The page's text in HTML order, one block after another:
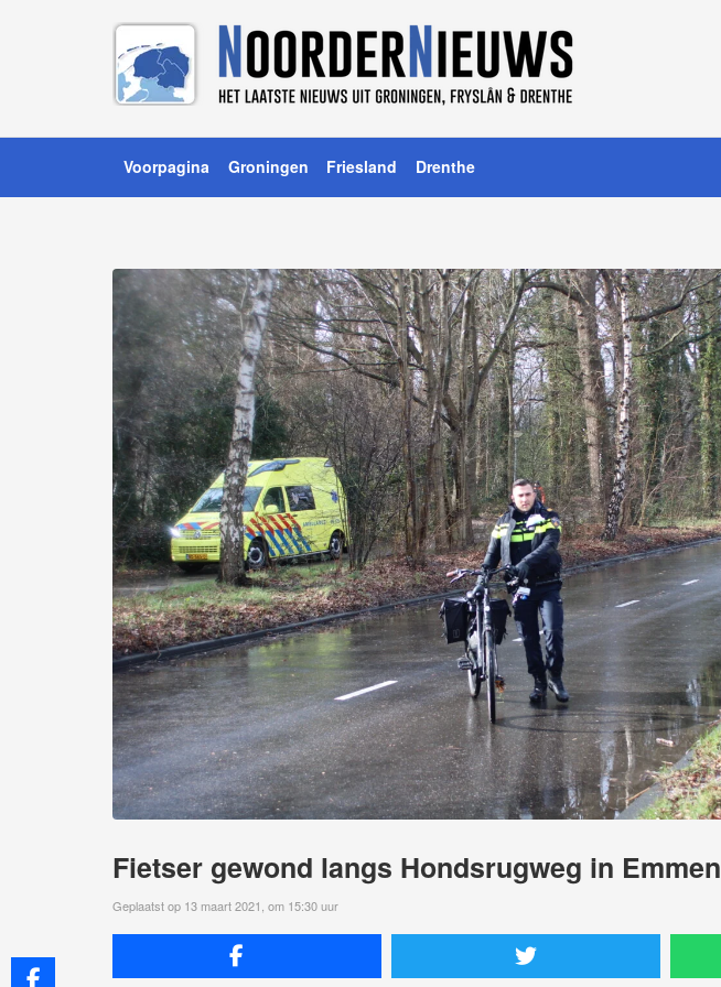
Voorpagina Groningen Friesland Drenthe
Fietser gewond langs Hondsrugweg in Emmen
Geplaatst op 13 maart 2021, om 15:30 uur